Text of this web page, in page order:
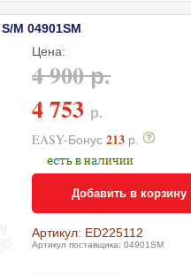
M 04901SM
Цена:
4 900 р.
4 753 р.
EASY-Бонус 213 р.
Добавить в корзину
Артикул: ED225112
Артикул поставщика: 04901SM